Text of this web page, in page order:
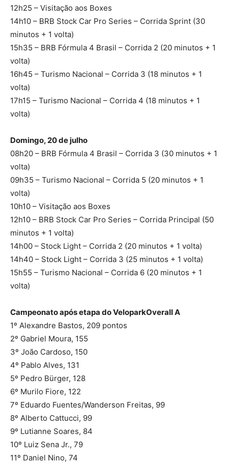
12h25 – Visitação aos Boxes
14h10 – BRB Stock Car Pro Series – Corrida Sprint (30
minutos + 1 volta)
15h35 – BRB Fórmula 4 Brasil – Corrida 2 (20 minutos + 1
volta)
16h45 – Turismo Nacional – Corrida 3 (18 minutos + 1
volta)
17h15 – Turismo Nacional – Corrida 4 (18 minutos + 1
volta)
Domingo, 20 de julho
08h20 – BRB Fórmula 4 Brasil – Corrida 3 (30 minutos + 1
volta)
09h35 – Turismo Nacional – Corrida 5 (20 minutos + 1
volta)
10h10 – Visitação aos Boxes
12h10 – BRB Stock Car Pro Series – Corrida Principal (50
minutos + 1 volta)
14h00 – Stock Light – Corrida 2 (20 minutos + 1 volta)
14h40 – Stock Light – Corrida 3 (25 minutos + 1 volta)
15h55 – Turismo Nacional – Corrida 6 (20 minutos + 1
volta)
Campeonato após etapa do VeloparkOverall A
1º Alexandre Bastos, 209 pontos
2º Gabriel Moura, 155
3º João Cardoso, 150
4º Pablo Alves, 131
5º Pedro Bürger, 128
6º Murilo Fiore, 122
7º Eduardo Fuentes/Wanderson Freitas, 99
8º Alberto Cattucci, 99
9º Lutianne Soares, 84
10º Luiz Sena Jr., 79
11º Daniel Nino, 74